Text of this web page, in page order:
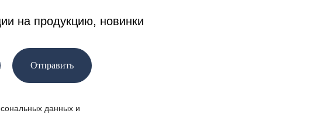
на продукцию, новинки
Отправить
данных и